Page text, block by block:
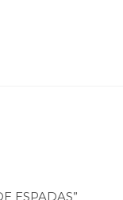
ESPADAS”